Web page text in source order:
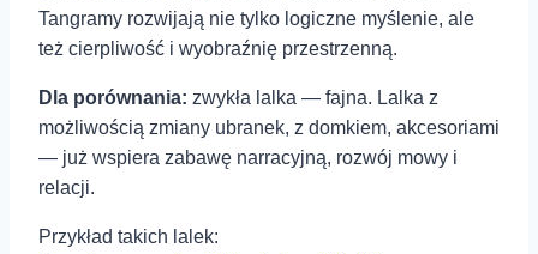
Tangramy rozwijają nie tylko logiczne myślenie, ale
też cierpliwość i wyobraźnię przestrzenną.
Dla porównania: zwykła lalka — fajna. Lalka z
możliwością zmiany ubranek, z domkiem, akcesoriami
— już wspiera zabawę narracyjną, rozwój mowy i
relacji.
Przykład takich lalek: